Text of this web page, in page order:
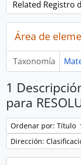
Related Registro
Área de
Taxonomía
1
para
Ordenar por: Título
Dirección: